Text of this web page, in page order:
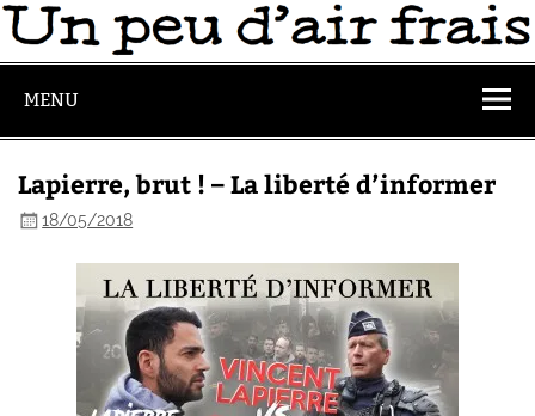
MENU
Lapierre, brut ! – La liberté d’informer
18/05/2018